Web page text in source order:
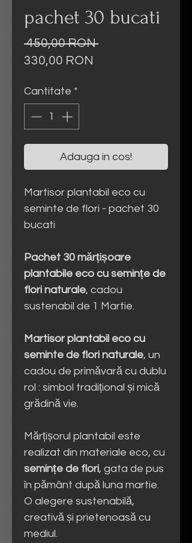
pachet 30 bucati
450,00 RON Preț
330,00 RON
Cantitate *
Adauga in cos!
Martisor plantabil eco cu
seminte de flori - pachet 30
bucati
Pachet 30 mărțișoare
plantabile eco cu semințe de
flori naturale, cadou
sustenabil de 1 Martie.
Martisor plantabil eco cu
seminte de flori naturale, un
cadou de primăvară cu dublu
rol : simbol tradițional și mică
grădină vie.
Mărțișorul plantabil este
realizat din materiale eco, cu
semințe de flori, gata de pus
în pământ după luna martie.
O alegere sustenabilă,
creativă și prietenoasă cu
mediul.